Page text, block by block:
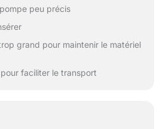
peu précis
grand pour maintenir le matériel
faciliter le transport